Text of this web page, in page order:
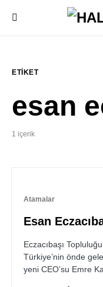
ETIKET
esan
1 içerik
Atamalar
Esan
Eczacıbaşı
Türkiye’nin önde
yeni CEO’su Emre